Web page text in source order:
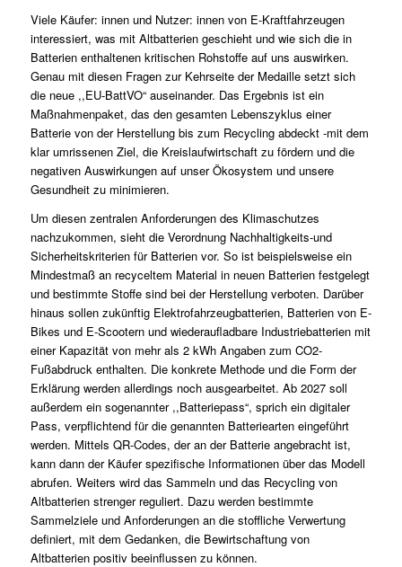
Viele Käufer: innen und Nutzer: innen von E-Kraftfahrzeugen
interessiert, was mit Altbatterien geschieht und wie sich die in
Batterien enthaltenen kritischen Rohstoffe auf uns auswirken.
Genau mit diesen Fragen zur Kehrseite der Medaille setzt sich
die neue ,,EU-BattVO“ auseinander. Das Ergebnis ist ein
Maßnahmenpaket, das den gesamten Lebenszyklus einer
Batterie von der Herstellung bis zum Recycling abdeckt -mit dem
klar umrissenen Ziel, die Kreislaufwirtschaft zu fördern und die
negativen Auswirkungen auf unser Ökosystem und unsere
Gesundheit zu minimieren.
Um diesen zentralen Anforderungen des Klimaschutzes
nachzukommen, sieht die Verordnung Nachhaltigkeits-und
Sicherheitskriterien für Batterien vor. So ist beispielsweise ein
Mindestmaß an recyceltem Material in neuen Batterien festgelegt
und bestimmte Stoffe sind bei der Herstellung verboten. Darüber
hinaus sollen zukünftig Elektrofahrzeugbatterien, Batterien von E-
Bikes und E-Scootern und wiederaufladbare Industriebatterien mit
einer Kapazität von mehr als 2 kWh Angaben zum CO2-
Fußabdruck enthalten. Die konkrete Methode und die Form der
Erklärung werden allerdings noch ausgearbeitet. Ab 2027 soll
außerdem ein sogenannter ,,Batteriepass“, sprich ein digitaler
Pass, verpflichtend für die genannten Batteriearten eingeführt
werden. Mittels QR-Codes, der an der Batterie angebracht ist,
kann dann der Käufer spezifische Informationen über das Modell
abrufen. Weiters wird das Sammeln und das Recycling von
Altbatterien strenger reguliert. Dazu werden bestimmte
Sammelziele und Anforderungen an die stoffliche Verwertung
definiert, mit dem Gedanken, die Bewirtschaftung von
Altbatterien positiv beeinflussen zu können.